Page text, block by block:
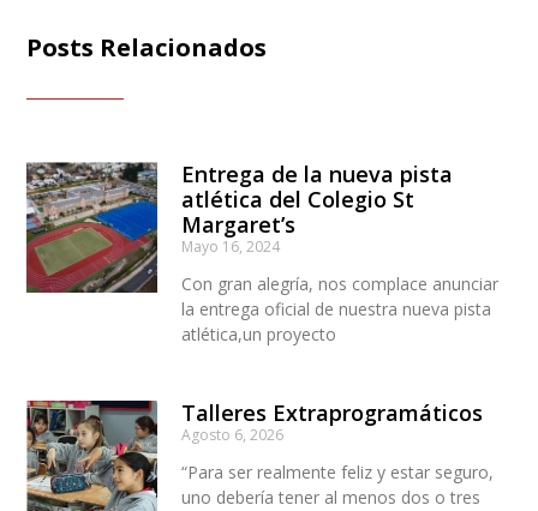
Posts Relacionados
Entrega de la nueva pista
atlética del Colegio St
Margaret’s
Mayo 16, 2024
Con gran alegría, nos complace anunciar
la entrega oficial de nuestra nueva pista
atlética,un proyecto
Talleres Extraprogramáticos
Agosto 6, 2026
“Para ser realmente feliz y estar seguro,
uno debería tener al menos dos o tres